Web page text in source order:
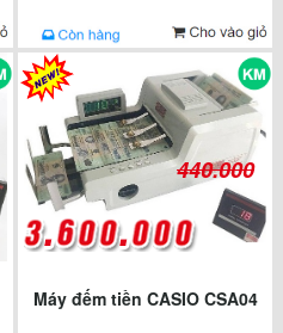
440.000
Máy đếm tiền CASIO CSA04